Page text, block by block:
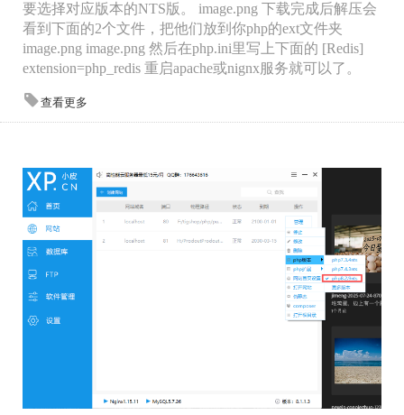
要选择对应版本的NTS版。 image.png 下载完成后解压会
看到下面的2个文件，把他们放到你php的ext文件夹
image.png image.png 然后在php.ini里写上下面的 [Redis]
extension=php_redis 重启apache或nignx服务就可以了。
查看更多